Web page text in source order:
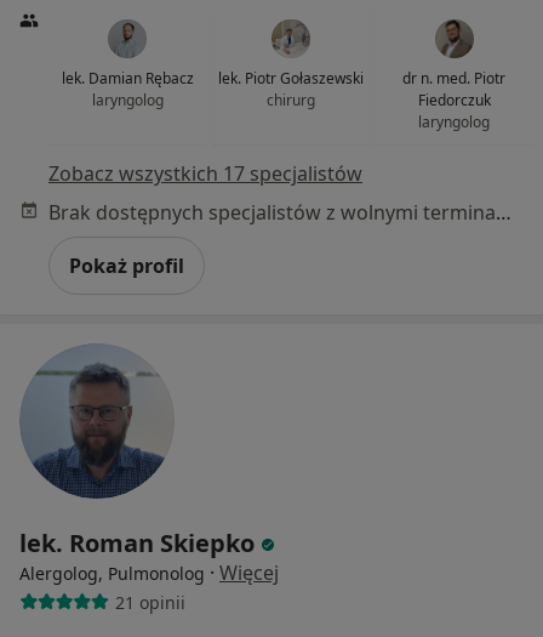
lek. Damian Rębacz
laryngolog
lek. Piotr Gołaszewski
chirurg
dr n. med. Piotr
Fiedorczuk
laryngolog
Zobacz wszystkich 17 specjalistów
Brak dostępnych specjalistów z wolnymi terminami w tym centrum medycznym.
Pokaż profil
lek. Roman Skiepko
Alergolog, Pulmonolog · Więcej
21 opinii